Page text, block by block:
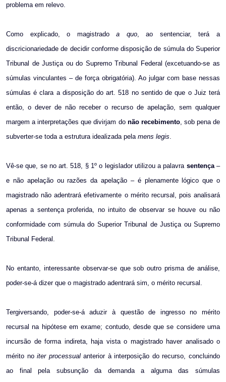
problema em relevo.
Como explicado, o magistradoa quo, ao sentenciar, terá a
discricionariedade de decidir conforme disposição de súmula do Superior
Tribunal de Justiça ou do Supremo Tribunal Federal (excetuando-se as
súmulas vinculantes – de força obrigatória). Ao julgar com base nessas
súmulas é clara a disposição do art. 518 no sentido de que o Juiz terá
então, o dever de não receber o recurso de apelação, sem qualquer
margem a interpretações que divirjam do não recebimento, sob pena de
subverter-se toda a estrutura idealizada pela mens legis.
Vê-se que, se no art. 518, § 1º o legislador utilizou a palavra sentença–
e não apelação ou razões da apelação – é plenamente lógico que o
magistrado não adentrará efetivamente o mérito recursal, pois analisará
apenas a sentença proferida, no intuito de observar se houve ou não
conformidade com súmula do Superior Tribunal de Justiça ou Supremo
Tribunal Federal.
No entanto, interessante observar-se que sob outro prisma de análise,
poder-se-á dizer que o magistrado adentrará sim, o mérito recursal.
Tergiversando, poder-se-á aduzir à questão de ingresso no mérito
recursal na hipótese em exame; contudo, desde que se considere uma
incursão de forma indireta, haja vista o magistrado haver analisado o
mérito noiter processualanterior à interposição do recurso, concluindo
ao final pela subsunção da demanda a alguma das súmulas